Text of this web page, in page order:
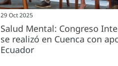
29 Oct 2025
Salud Mental: Congreso
se realizó en Cuenca con
Ecuador